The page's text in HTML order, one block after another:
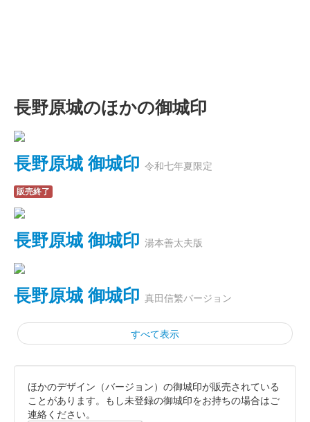
長野原城のほかの御城印
長野原城 御城印 令和七年夏限定
販売終了
長野原城 御城印 湯本善太夫版
長野原城 御城印 真田信繁バージョン
すべて表示
長野原城 御城印
ほかのデザイン（バージョン）の御城印が販売されている
ことがあります。もし未登録の御城印をお持ちの場合はご
連絡ください。